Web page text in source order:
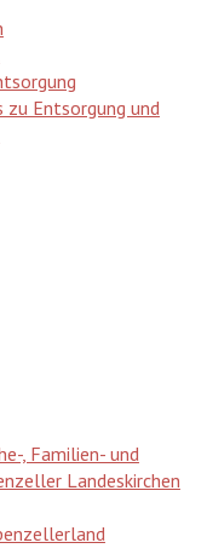
Entsorgung und
, Familien- und
Landeskirchen